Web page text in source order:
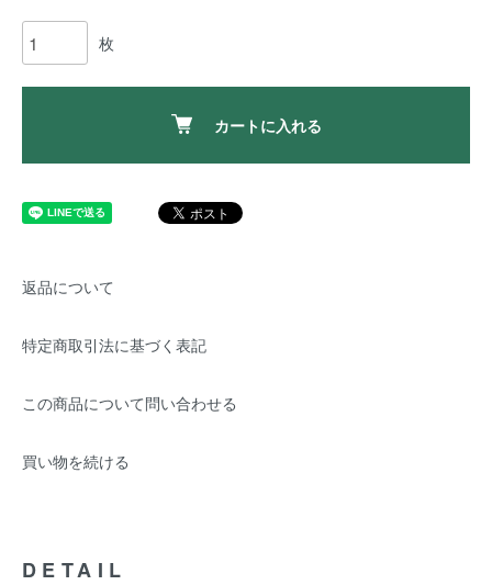
枚
カートに入れる
返品について
特定商取引法に基づく表記
この商品について問い合わせる
買い物を続ける
DETAIL